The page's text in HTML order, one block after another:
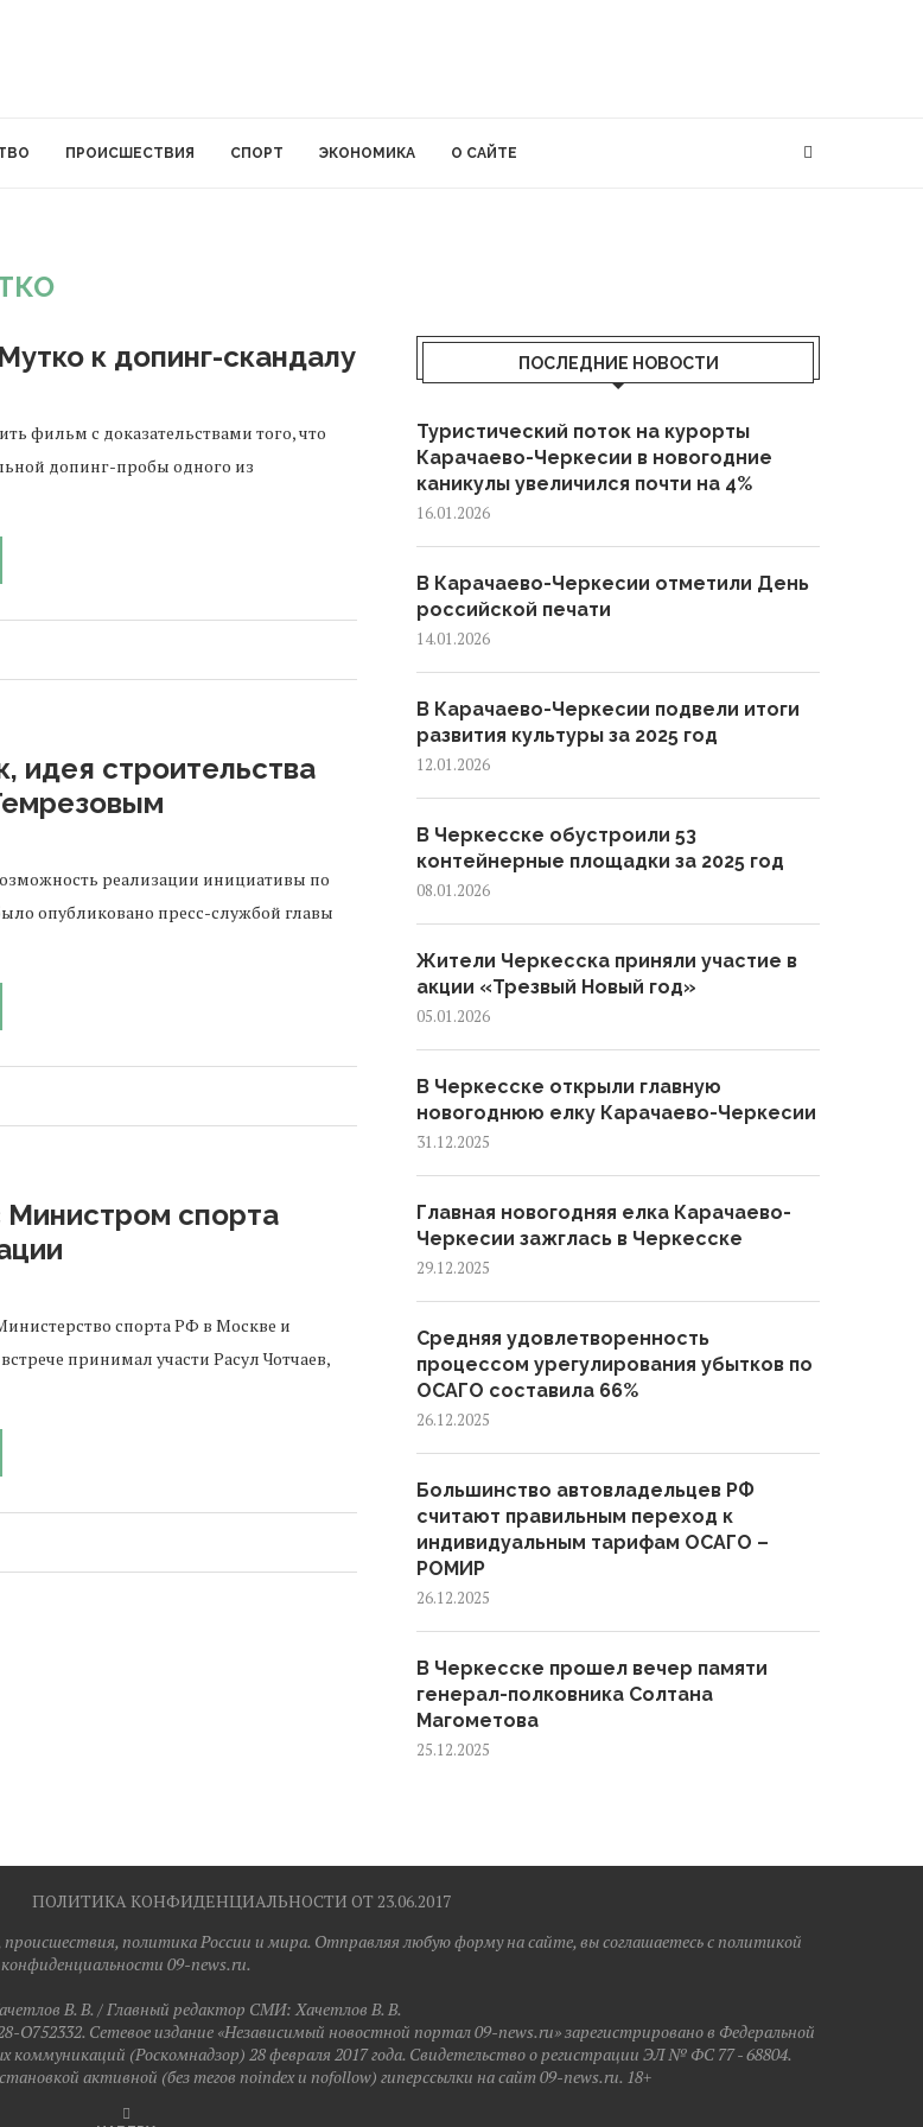
ПРОИСШЕСТВИЯ СПОРТ ЭКОНОМИКА О САЙТЕ
к допинг-скандалу
фильм с доказательствами того, что
допинг-пробы одного из
идея строительства
реализации инициативы по
опубликовано пресс-службой главы
Министром спорта
спорта РФ в Москве и
принимал участи Расул Чотчаев,
ПОСЛЕДНИЕ НОВОСТИ
Туристический поток на курорты
Карачаево-Черкесии в новогодние
каникулы увеличился почти на 4%
16.01.2026
В Карачаево-Черкесии отметили День
российской печати
14.01.2026
В Карачаево-Черкесии подвели итоги
развития культуры за 2025 год
12.01.2026
В Черкесске обустроили 53
контейнерные площадки за 2025 год
08.01.2026
Жители Черкесска приняли участие в
акции «Трезвый Новый год»
05.01.2026
В Черкесске открыли главную
новогоднюю елку Карачаево-Черкесии
31.12.2025
Главная новогодняя елка Карачаево-
Черкесии зажглась в Черкесске
29.12.2025
Средняя удовлетворенность
процессом урегулирования убытков по
ОСАГО составила 66%
26.12.2025
Большинство автовладельцев РФ
считают правильным переход к
индивидуальным тарифам ОСАГО –
РОМИР
26.12.2025
В Черкесске прошел вечер памяти
генерал-полковника Солтана
Магометова
25.12.2025
ПОЛИТИКА КОНФИДЕНЦИАЛЬНОСТИ ОТ 23.06.2017
политика России и мира. Отправляя любую форму на сайте, вы соглашаетесь с политикой
конфиденциальности 09-news.ru.
B. B. / Главный редактор СМИ: Хaчeтлoв B. B.
Сетевое издание «Независимый новостной портал 09-news.ru» зарегистрировано в Федеральной
коммуникаций (Роскомнадзор) 28 февраля 2017 года. Свидетельство о регистрации ЭЛ № ФС 77 - 68804.
активной (без тегов noindex и nofollow) гиперссылки на сайт 09-news.ru. 18+